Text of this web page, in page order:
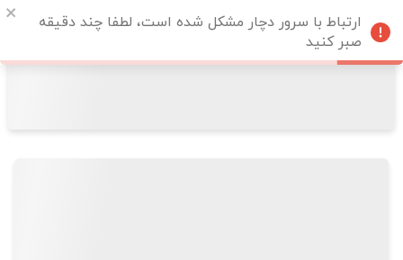
ارتباط با سرور دچار مشکل شده است، لطفا چند دقیقه
صبر کنید